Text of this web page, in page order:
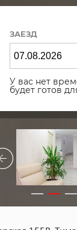
ЗАЕЗД
У вас нет
будет готов